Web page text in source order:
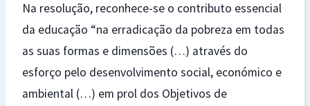
Na resolução, reconhece-se o contributo essencial
da educação “na erradicação da pobreza em todas
as suas formas e dimensões (…) através do
esforço pelo desenvolvimento social, económico e
ambiental (…) em prol dos Objetivos de